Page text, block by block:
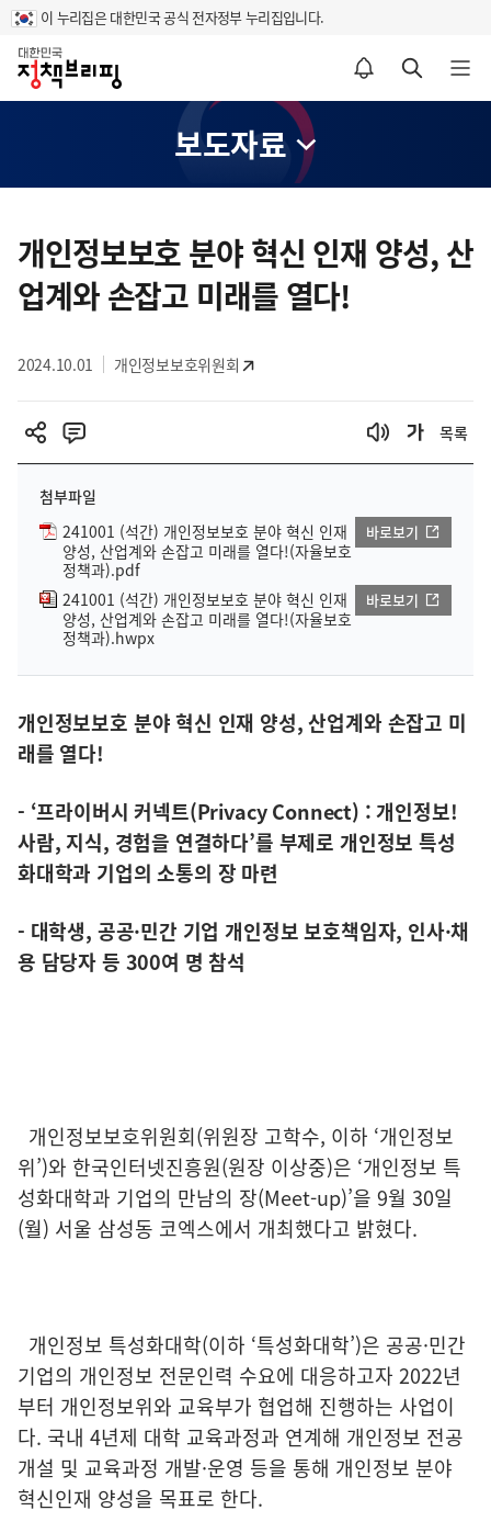
이 누리집은 대한민국 공식 전자정부 누리집입니다.
홈
알림설정 바로가기 검색 바로가기 메뉴 열기
보도자료
텐
츠
영
개인정보보호 분야 혁신 인재 양성, 산
업계와 손잡고 미래를 열다!
2024.10.01 개인정보보호위원회
목록
첨부파일
241001 (석간) 개인정보보호 분야 혁신 인재
양성, 산업계와 손잡고 미래를 열다!(자율보호
정책과).pdf
바로보기
241001 (석간) 개인정보보호 분야 혁신 인재
양성, 산업계와 손잡고 미래를 열다!(자율보호
정책과).hwpx
바로보기
개인정보보호 분야 혁신 인재 양성, 산업계와 손잡고 미
래를 열다!
- ‘프라이버시 커넥트(Privacy Connect) : 개인정보!
사람, 지식, 경험을 연결하다’를 부제로 개인정보 특성
화대학과 기업의 소통의 장 마련
- 대학생, 공공·민간 기업 개인정보 보호책임자, 인사·채
용 담당자 등 300여 명 참석
개인정보보호위원회(위원장 고학수, 이하 ‘개인정보
위’)와 한국인터넷진흥원(원장 이상중)은 ‘개인정보 특
성화대학과 기업의 만남의 장(Meet-up)’을 9월 30일
(월) 서울 삼성동 코엑스에서 개최했다고 밝혔다.
개인정보 특성화대학(이하 ‘특성화대학’)은 공공·민간
기업의 개인정보 전문인력 수요에 대응하고자 2022년
부터 개인정보위와 교육부가 협업해 진행하는 사업이
다. 국내 4년제 대학 교육과정과 연계해 개인정보 전공
개설 및 교육과정 개발·운영 등을 통해 개인정보 분야
혁신인재 양성을 목표로 한다.